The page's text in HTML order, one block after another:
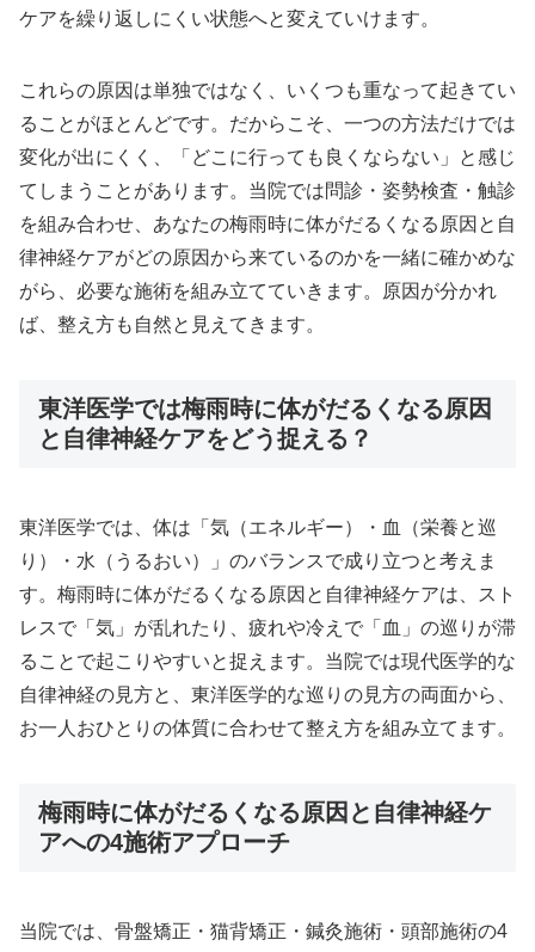
ケアを繰り返しにくい状態へと変えていけます。
これらの原因は単独ではなく、いくつも重なって起きてい
ることがほとんどです。だからこそ、一つの方法だけでは
変化が出にくく、「どこに行っても良くならない」と感じ
てしまうことがあります。当院では問診・姿勢検査・触診
を組み合わせ、あなたの梅雨時に体がだるくなる原因と自
律神経ケアがどの原因から来ているのかを一緒に確かめな
がら、必要な施術を組み立てていきます。原因が分かれ
ば、整え方も自然と見えてきます。
東洋医学では梅雨時に体がだるくなる原因
と自律神経ケアをどう捉える？
東洋医学では、体は「気（エネルギー）・血（栄養と巡
り）・水（うるおい）」のバランスで成り立つと考えま
す。梅雨時に体がだるくなる原因と自律神経ケアは、スト
レスで「気」が乱れたり、疲れや冷えで「血」の巡りが滞
ることで起こりやすいと捉えます。当院では現代医学的な
自律神経の見方と、東洋医学的な巡りの見方の両面から、
お一人おひとりの体質に合わせて整え方を組み立てます。
梅雨時に体がだるくなる原因と自律神経ケ
アへの4施術アプローチ
当院では、骨盤矯正・猫背矯正・鍼灸施術・頭部施術の4